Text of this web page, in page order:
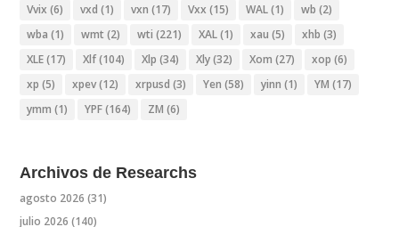
Vvix (6) vxd (1) vxn (17) Vxx (15) WAL(1) wb (2)
wba (1) wmt (2) wti (221) XAL(1) xau (5) xhb (3)
XLE(17) Xlf(104) Xlp (34) Xly(32) Xom (27) xop (6)
xp (5) xpev(12) xrpusd (3) Yen (58) yinn (1) YM (17)
ymm (1) YPF(164) ZM (6)
Archivos de Researchs
agosto 2026 (31)
julio 2026 (140)